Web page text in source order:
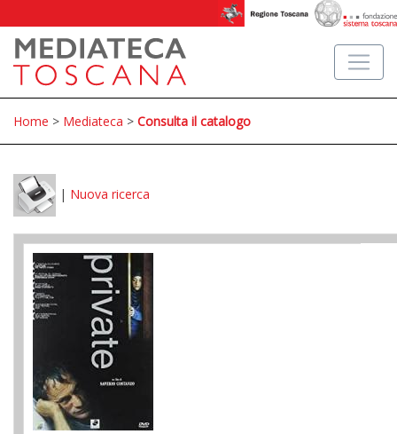
Home > Mediateca > Consulta il catalogo
| Nuova ricerca